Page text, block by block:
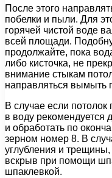
После этого
побелки и пыли. Для
горячей чистой воде
всей площади.
продолжайте, пока
либо кисточка, не
внимание стыкам
направляться вымыть
В случае если
в воду рекомендуется
и обработать по
зерном номер 8. В
углубления и трещины,
вскрыв при помощи
шпаклевкой.